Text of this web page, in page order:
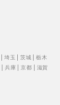
埼玉 茨城
栃木
兵庫 京都
滋賀